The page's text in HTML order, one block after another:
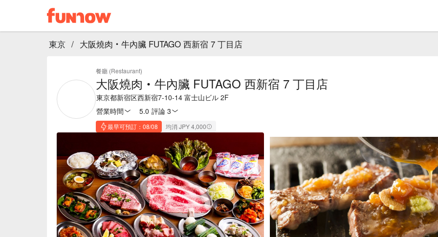
東京 / 大阪燒肉‧牛內臟 FUTAGO 西新宿 7 丁目店
餐廳 (Restaurant)
大阪燒肉‧牛內臟 FUTAGO 西新宿 7 丁目店
東京都新宿区西新宿7-10-14 富士山ビル 2F
營業時間
5.0 評論 3
最早可預訂：08/08 均消 JPY 4,000